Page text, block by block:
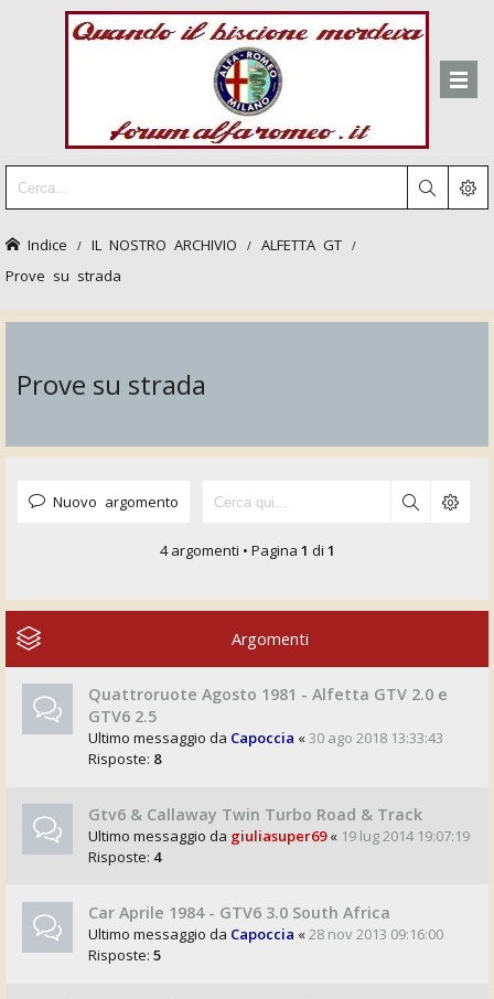
Indice IL NOSTRO ARCHIVIO ALFETTA GT
Prove su strada
Prove su strada
Nuovo argomento
4 argomenti • Pagina 1 di 1
Argomenti
Quattroruote Agosto 1981 - Alfetta GTV 2.0 e
GTV6 2.5
Ultimo messaggio da Capoccia «30 ago 2018 13:33:43
Risposte: 8
Gtv6 & Callaway Twin Turbo Road & Track
Ultimo messaggio da giuliasuper69« 19 lug 2014 19:07:19
Risposte: 4
Car Aprile 1984 - GTV6 3.0 South Africa
Ultimo messaggio da Capoccia «28 nov 2013 09:16:00
Risposte: 5